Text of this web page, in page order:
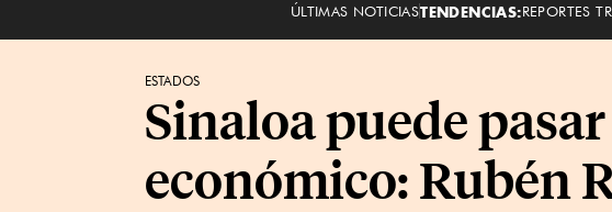
ÚLTIMAS NOTICIASTENDENCIAS:REPORTES
ESTADOS
Sinaloa puede
económico: Rubén